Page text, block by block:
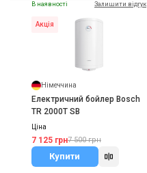
В наявності Залишити відгук
Акція
Німеччина
Електричний бойлер Bosch
TR 2000T SB
Ціна
7 125 грн7 500 грн
Купити